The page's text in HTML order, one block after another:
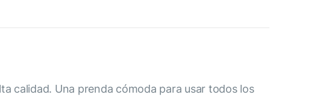
calidad. Una prenda cómoda para usar todos los